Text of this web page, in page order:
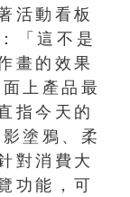
活動看板
「這不是
畫的效果
上產品最
指今天的
塗鴉、柔
對消費大
功能，可